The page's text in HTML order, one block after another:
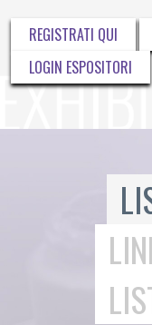
REGISTRATI QUI
LOGIN ESPOSITORI